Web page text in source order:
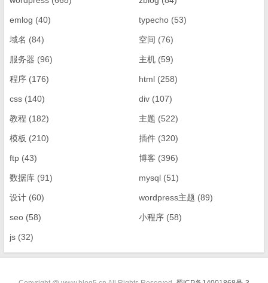
emlog (40) typecho (53)
域名 (84) 空间 (76)
服务器 (96) 主机 (59)
程序 (176) html (258)
css (140) div (107)
教程 (182) 主题 (522)
模板 (210) 插件 (320)
ftp (43) 博客 (396)
数据库 (91) mysql (51)
设计 (60) wordpress主题 (89)
seo (58) 小程序 (58)
js (32)